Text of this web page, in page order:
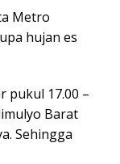
Metro
hujan es
pukul 17.00 –
Barat
Sehingga